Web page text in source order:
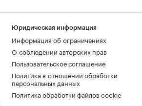
Юридическая информация
Информация об ограничениях
О соблюдении авторских прав
Пользовательское соглашение
Политика в отношении обработки
персональных данных
Политика обработки файлов cookie